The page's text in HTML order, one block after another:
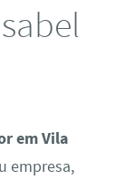
em Vila
empresa,